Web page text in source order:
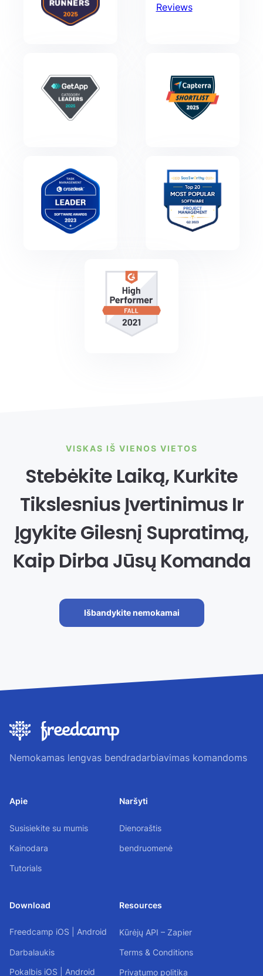
Reviews
VISKAS IŠ VIENOS VIETOS
Stebėkite Laiką, Kurkite
Tikslesnius Įvertinimus Ir
Įgykite Gilesnį Supratimą,
Kaip Dirba Jūsų Komanda
Išbandykite nemokamai
Nemokamas lengvas bendradarbiavimas komandoms
Apie
Susisiekite su mumis
Kainodara
Tutorials
Naršyti
Dienoraštis
bendruomenė
Download
Freedcamp iOS Android
Darbalaukis
Pokalbis iOS Android
Resources
Kūrėjų API – Zapier
Terms & Conditions
Privatumo politika